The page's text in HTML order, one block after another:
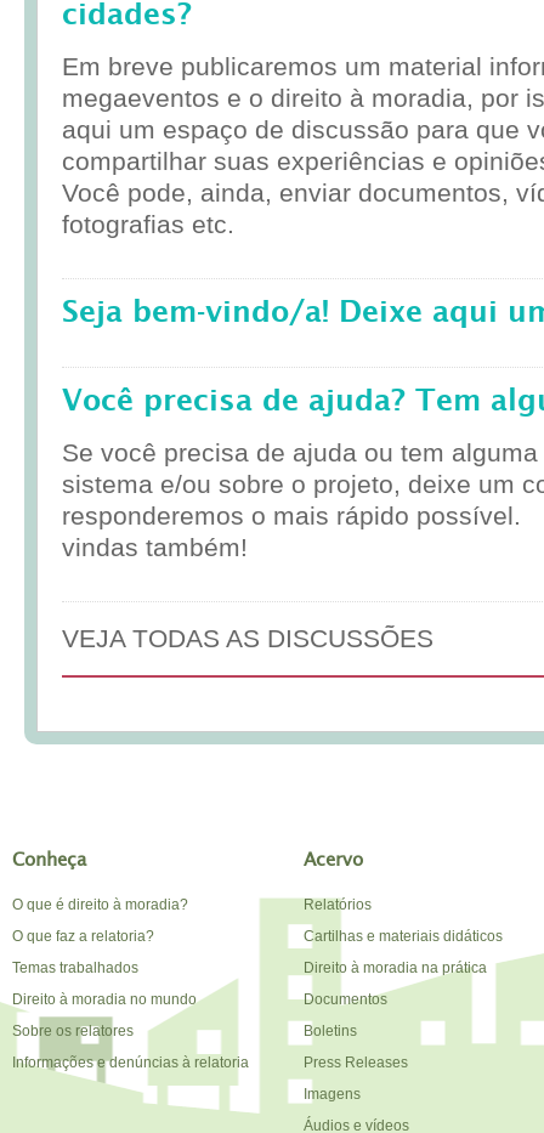
cidades?
Em breve publicaremos um material
megaeventos e o direito à moradia, por
aqui um espaço de discussão para que
compartilhar suas experiências e
Você pode, ainda, enviar documentos,
fotografias etc.
Seja bem-vindo/a! Deixe aqui
Você precisa de ajuda? Tem
Se você precisa de ajuda ou tem
sistema e/ou sobre o projeto, deixe um
responderemos o mais rápido possível.
vindas também!
VEJA TODAS AS DISCUSSÕES
Conheça
O que é direito à moradia?
O que faz a relatoria?
Temas trabalhados
Direito à moradia no mundo
Sobre os relatores
Informações e denúncias à relatoria
Acervo
Relatórios
Cartilhas e materiais didáticos
Direito à moradia na prática
Documentos
Boletins
Press Releases
Imagens
Áudios e vídeos